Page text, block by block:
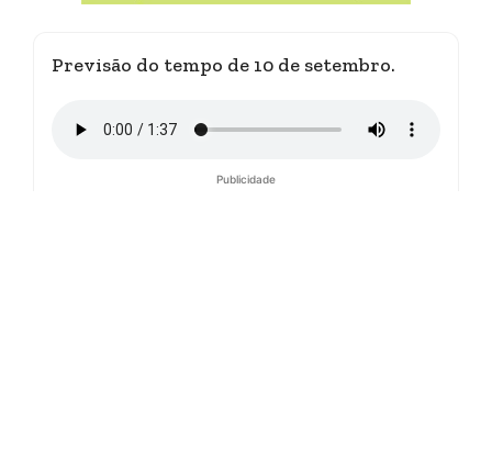
Previsão do tempo de 10 de setembro.
Publicidade